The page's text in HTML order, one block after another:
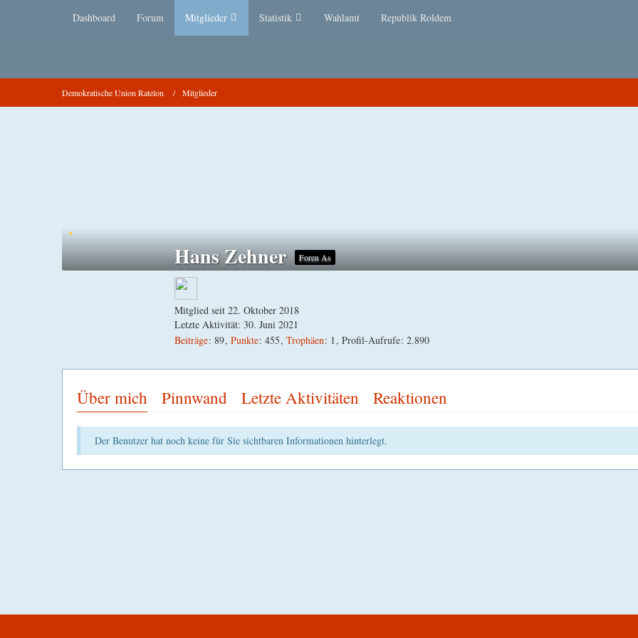
Dashboard Forum Mitglieder Statistik Wahlamt Republik Roldem
Demokratische Union Ratelon Mitglieder
Hans Zehner Foren As
Mitglied seit 22. Oktober 2018
Letzte Aktivität:30. Juni 2021
Beiträge 89 Punkte 455 Trophäen 1 Profil-Aufrufe 2.890
Über mich Pinnwand Letzte Aktivitäten Reaktionen
Der Benutzer hat noch keine für Sie sichtbaren Informationen hinterlegt.